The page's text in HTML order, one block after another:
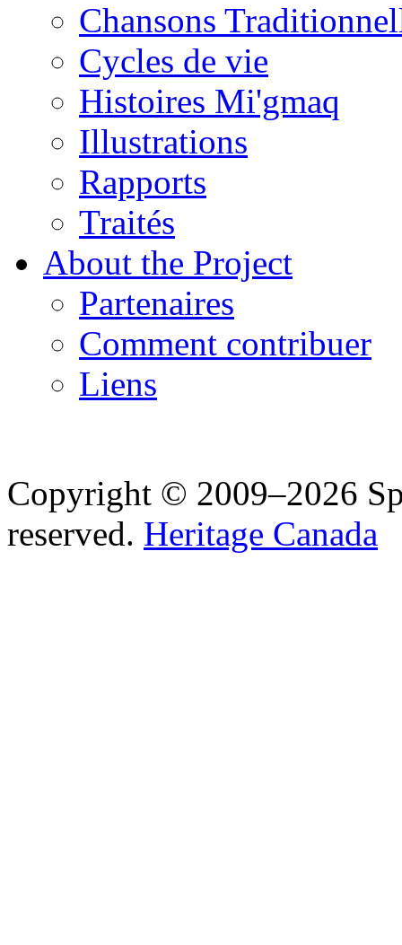
Chansons
Cycles de vie
Histoires Mi'gmaq
Illustrations
Rapports
Traités
About the Project
Partenaires
Comment contribuer
Liens
Copyright © 2009–2026
reserved. Heritage Canada